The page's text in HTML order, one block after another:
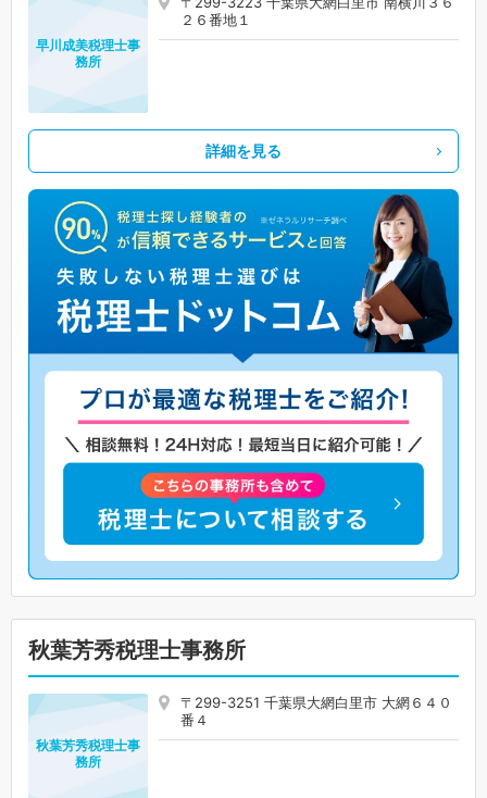
２６番地１
早川成美税理士事
務所
詳細を見る
秋葉芳秀税理士事務所
〒299-3251 千葉県大網白里市 大網６４０
番４
秋葉芳秀税理士事
務所